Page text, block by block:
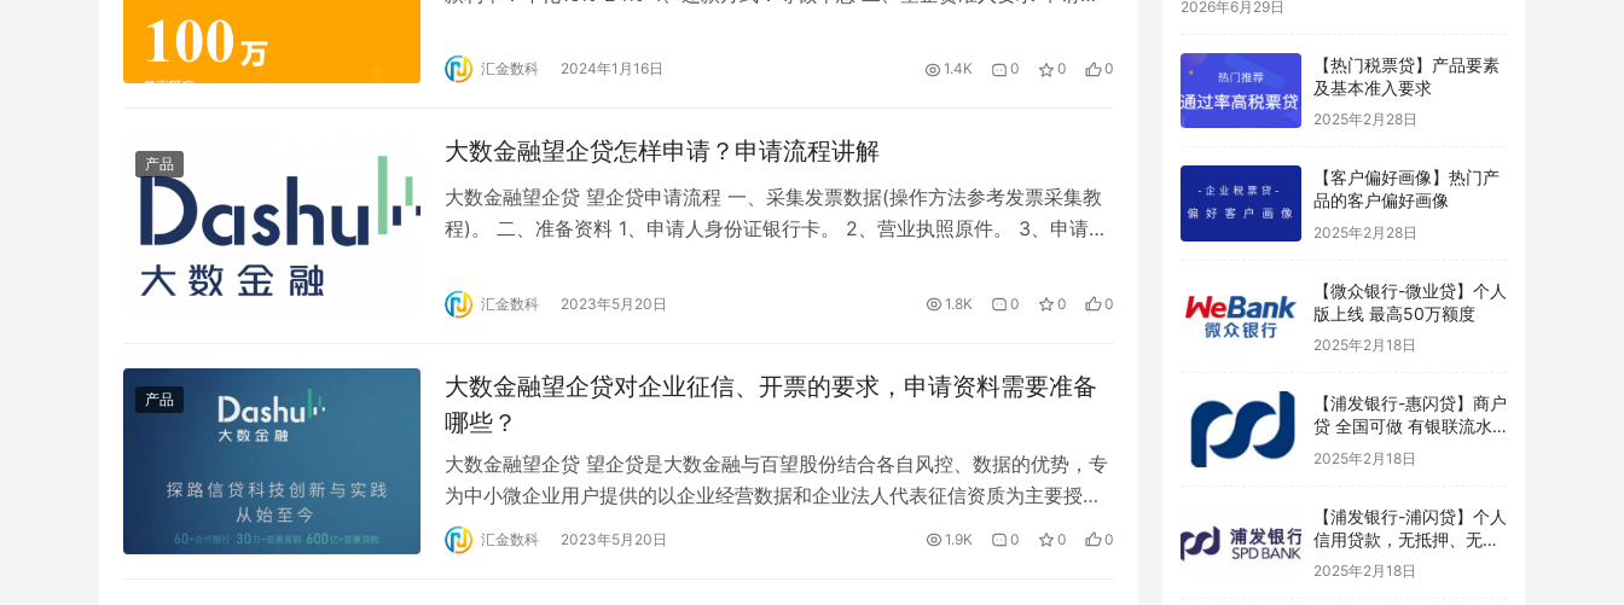
要求）或股东（持股30%以上且为第一大股东或占股≥50%） 3、变更时间：
法人及股东变更满6个月（若客户1月变更，8月才可…
汇金数科 2024年1月16日 1.4K 0 0 0
产品 大数金融望企贷怎样申请？申请流程讲解
大数金融望企贷 望企贷申请流程 一、采集发票数据(操作方法参考发票采集教
程)。 二、准备资料 1、申请人身份证银行卡。 2、营业执照原件。 3、申请人
册账号 1、用申请人微信扫码注册账户。 2、务必填写真实个人和工商企业信
息。 3、完成注册后自动跳转登陆页面登陆。 四、填写申请信息 1…
汇金数科 2023年5月20日 1.8K 0 0 0
产品
大数金融望企贷对企业征信、开票的要求，申请资料需要准备
哪些？
大数金融望企贷 望企贷是大数金融与百望股份结合各自风控、数据的优势，专
为中小微企业用户提供的以企业经营数据和企业法人代表征信资质为主要授信
依据的定制化产品，大数金融提供风控支持，最终由银行放款。 一、望企贷产
品要素 1、申请额度：1-100万 2、申请期限：12个月、24个月、36个月 3、
汇金数科 2023年5月20日 1.9K 0 0 0
2026年6月29日
【热门税票贷】产品要素
及基本准入要求
2025年2月28日
【客户偏好画像】热门产
品的客户偏好画像
2025年2月28日
【微众银行-微业贷】个人
版上线 最高50万额度
2025年2月18日
【浦发银行-惠闪贷】商户
贷 全国可做 有银联流水
好申请
2025年2月18日
【浦发银行-浦闪贷】个人
信用贷款，无抵押、无担
保
2025年2月18日